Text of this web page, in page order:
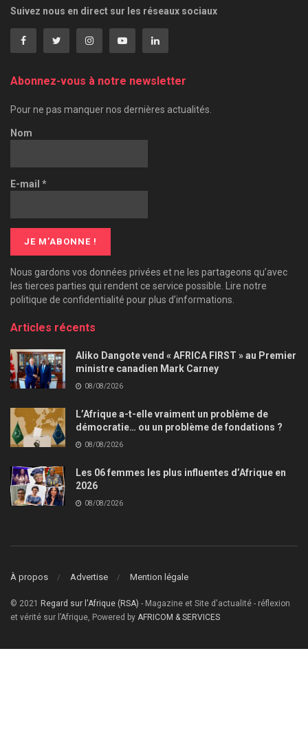
Suivez nous en direct sur les réseaux sociaux
Abonnez-vous à notre newsletter
Pour ne pas manquer nos dernières actualités.
Nom
E-mail *
Nous gardons vos données privées et ne les partageons qu’avec
les tierces parties qui rendent ce service possible. Lire notre
politique de confidentialité pour plus d’informations.
Articles récents
Aliko Dangote vend « AFRICA FIRST » au Premier
ministre canadien Mark Carney
08/08/2026
L’Afrique a-t-elle vraiment un problème de
démocratie… ou un problème de fondations ?
08/08/2026
Les 06 femmes les plus influentes d’Afrique en
2026
08/08/2026
À propos Advertise Mention légale
© 2021 Regard sur l'Afrique (RSA) - Magazine et Site d'actualité - réflexion
et vérité sur l’Afrique, Powered by AFRICOM & SERVICES